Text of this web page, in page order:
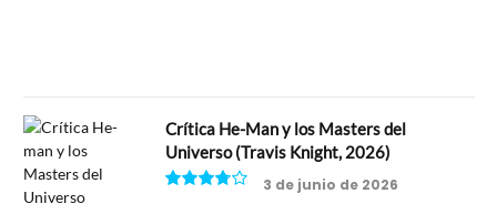
Crítica He-Man y los Masters del
Universo (Travis Knight, 2026)
3 de junio de 2026